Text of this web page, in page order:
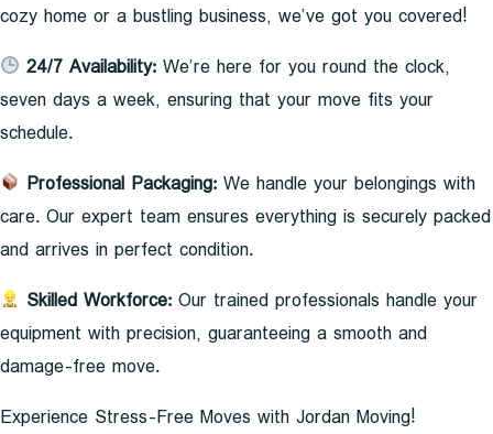
cozy home or a bustling business, we’ve got you covered!
24/7 Availability: We’re here for you round the clock,
seven days a week, ensuring that your move fits your
schedule.
Professional Packaging: We handle your belongings with
care. Our expert team ensures everything is securely packed
and arrives in perfect condition.
Skilled Workforce: Our trained professionals handle your
equipment with precision, guaranteeing a smooth and
damage-free move.
Experience Stress-Free Moves with Jordan Moving!